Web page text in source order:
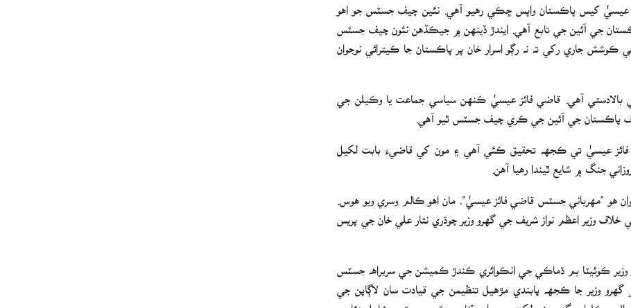
عيسيٰ کيس پاڪستان واپس ڇڪي رهيو آهي. نئين چيف جسٽس جو اھو
جي آئين جي تابع آهي. ايندڙ ڏينهن ۾ جيڪڏهن نئون چيف جسٽس
جاري رکي ته نه رڳو اسرار خان پر پاڪستان جا ڪيترائي نوجوان
آهي. قاضي فائز عيسيٰ ڪنهن سياسي جماعت يا وڪيلن جي
پاڪستان جي آئين جي ڪري چيف جسٽس ٿيو آھي.
فائز عيسيٰ تي ڪجهه تحقيق ڪئي آهي ۽ مون کي قاضيءَ بابت لکيل
جنگ ۾ شايع ٿيندا رهيا آهن.
ٿيل ڪالم جو عنوان هو ”مهرباني جسٽس قاضي فائز عيسيٰ“، مان اھو ڪالم وسري ويو ھوس.
فائز عيسيٰ جي خلاف وزير اعظم نواز شريف جي گهرو وزير چوڌري نثار علي خان جي پريس
ڪوئيٽا بم ڌماڪي جي انڪوائري ڪندڙ ڪميشن جي سربراهه جسٽس
وزير جا ڪجهه پابندي مڙهيل تنظيمن جي قيادت سان لاڳاپن جي
موڪليا ۽ گهرو وزير لکت ۾ جواب ڏنا، جيڪي رپورٽ ۾ شامل هئا، پر